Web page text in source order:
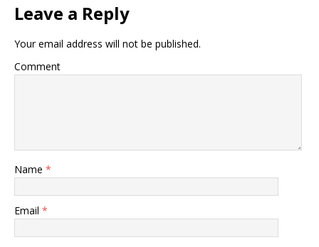
Leave a Reply
Your email address will not be published.
Comment
Name *
Email *